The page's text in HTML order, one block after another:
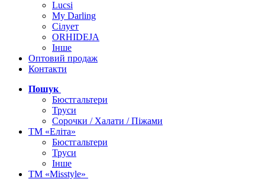
Lucsi
My Darling
Сілует
ORHIDEJA
Інше
Оптовий продаж
Контакти
Пошук
Бюстгальтери
Труси
Сорочки / Халати / Піжами
ТМ «Еліта»
Бюстгальтери
Труси
Інше
ТМ «Misstyle»